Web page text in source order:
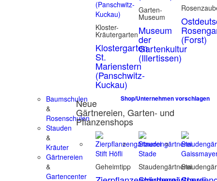
Kloster-
Kräutergarten
Klostergarten
St.
Marienstern
(Panschwitz-
Kuckau)
Garten-
Museum
Museum
der
Gartenkultur
(Illertissen)
(Forst)
Baumschulen
&
Rosenschulen
Stauden
&
Kräuter
Gärtnereien
&
Gartencenter
Shop/Unternehmen vorschlagen
Neue
Gärtnereien, Garten- und
Pflanzenshops
Geheimtipp Staudengärtnerei